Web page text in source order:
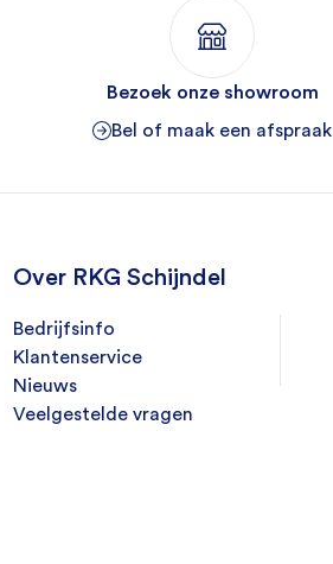
Bezoek onze showroom
Bel of maak een afspraak
Over RKG Schijndel
Bedrijfsinfo
Klantenservice
Nieuws
Veelgestelde vragen